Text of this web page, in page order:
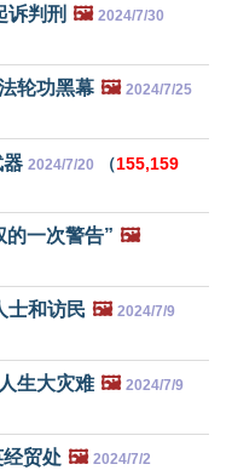
诉判刑 🖼️ 2024/7/30
轮功黑幕 🖼️ 2024/7/25
器 2024/7/20 （155,159
的一次警告” 🖼️
士和访民 🖼️ 2024/7/9
生大灾难 🖼️ 2024/7/9
贸处 🖼️ 2024/7/2